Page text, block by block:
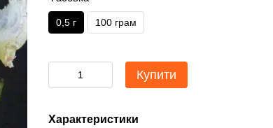
0,5 г 100 грам
Купити
Характеристики